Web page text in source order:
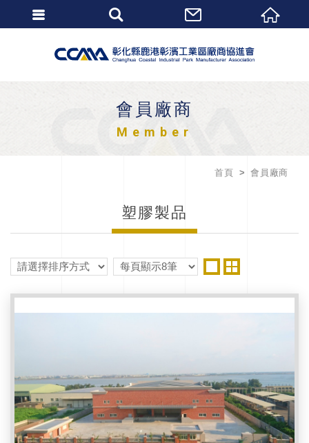
會員廠商
Member
首頁 會員廠商
塑膠製品